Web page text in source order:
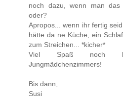
noch dazu, wenn man das
oder?
Apropos... wenn ihr fertig
hätte da ne Küche, ein
zum Streichen... *kicher*
Viel Spaß noch
Jungmädchenzimmers!
Bis dann,
Susi